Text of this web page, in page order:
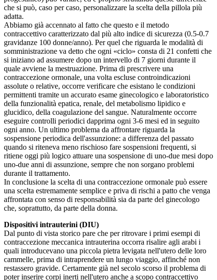
che si può, caso per caso, personalizzare la scelta della pillola più
adatta.
Abbiamo già accennato al fatto che questo e il metodo
contraccettivo caratterizzato dal più alto indice di sicurezza (0.5-0.7
gravidanze 100 donne/anno). Per quel che riguarda le modalità di
somministrazione va detto che ogni «ciclo» consta di 21 confetti che
si iniziano ad assumere dopo un intervello di 7 giorni durante il
quale avviene la mestruazione. Prima di prescrivere una
contraccezione ormonale, una volta escluse controindicazioni
assolute o relative, occorre verificare che esistano le condizioni
permittenti tramite un accurato esame ginecologico e laboratoristico
della funzionalità epatica, renale, del metabolismo lipidico e
glucidico, della coagulazione del sangue. Naturalmente occorre
eseguire controlli periodici dapprima ogni 3-6 mesi ed in seguito
ogni anno. Un ultimo problema da affrontare riguarda la
sospensione periodica dell'assunzione: a differenza del passato
quando si riteneva meno rischioso fare sospensioni frequenti, si
ritiene oggi più logico attuare una sospensione di uno-due mesi dopo
uno-due anni di assunzione, sempre che non sorgano problemi
durante il trattamento.
In conclusione la scelta di una contraccezione ormonale può essere
una scelta estremamente semplice e priva di rischi a patto che venga
affrontata con senso di responsabilità sia da parte del ginecologo
che, soprattutto, da parte della donna.
Dispositivi intrauterini (DIU)
Dal punto di vista storico pare che per ritrovare i primi esempi di
contraccezione meccanica intrauterina occorra risalire agli arabi i
quali introducevano una piccola pietra levigata nell'utero delle loro
cammelle, prima di intraprendere un lungo viaggio, affinché non
restassero gravide. Certamente già nel secolo scorso il problema di
poter inserire corpi inerti nell'utero anche a scopo contraccettivo